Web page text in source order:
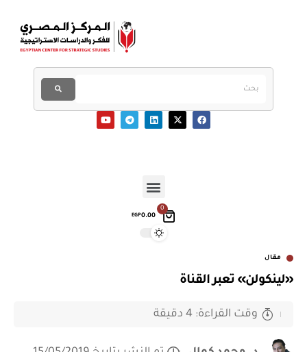
0
EGP0.00
مقال
«لينكولن» تعبر القناة
وقت القراءة: 4 دقيقة